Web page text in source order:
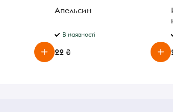
Апельсин
В наявності
22 ₴